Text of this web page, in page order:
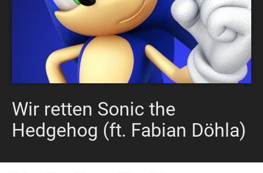
Wir retten Sonic the
Hedgehog (ft. Fabian Döhla)